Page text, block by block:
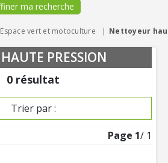
ma recherche
Espace vert et motoculture Nettoyeur
PRESSION
0 résultat
Trier par :
Page 1/ 1